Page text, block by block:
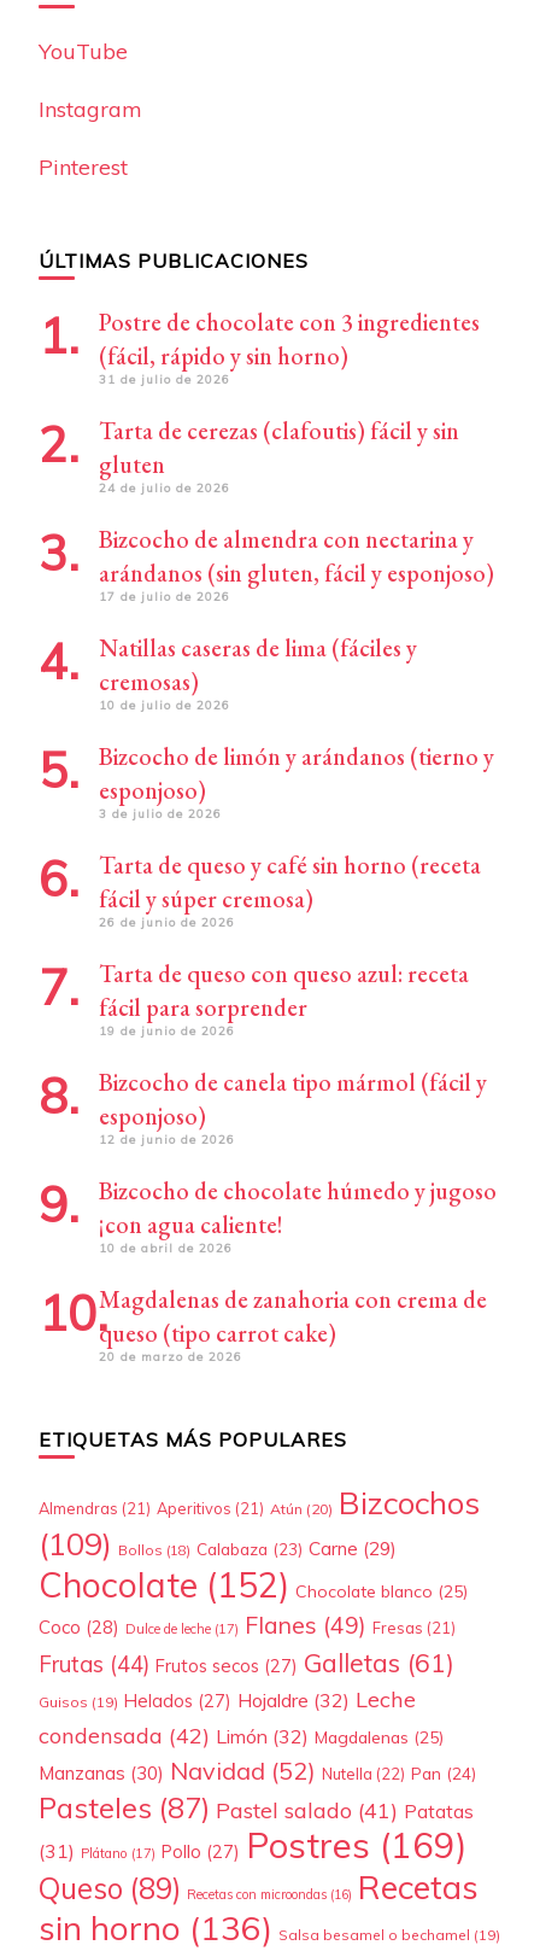
YouTube
Instagram
Pinterest
ÚLTIMAS PUBLICACIONES
Postre de chocolate con 3 ingredientes
(fácil, rápido y sin horno)
31 de julio de 2026
Tarta de cerezas (clafoutis) fácil y sin
gluten
24 de julio de 2026
Bizcocho de almendra con nectarina y
arándanos (sin gluten, fácil y esponjoso)
17 de julio de 2026
Natillas caseras de lima (fáciles y
cremosas)
10 de julio de 2026
Bizcocho de limón y arándanos (tierno y
esponjoso)
3 de julio de 2026
Tarta de queso y café sin horno (receta
fácil y súper cremosa)
26 de junio de 2026
Tarta de queso con queso azul: receta
fácil para sorprender
19 de junio de 2026
Bizcocho de canela tipo mármol (fácil y
esponjoso)
12 de junio de 2026
Bizcocho de chocolate húmedo y jugoso
¡con agua caliente!
10 de abril de 2026
Magdalenas de zanahoria con crema de
queso (tipo carrot cake)
20 de marzo de 2026
ETIQUETAS MÁS POPULARES
Almendras (21) Aperitivos (21) Atún (20) Bizcochos
(109) Bollos (18) Calabaza (23) Carne (29)
Chocolate (152) Chocolate blanco (25)
Coco (28) Dulce de leche (17) Flanes (49) Fresas (21)
Frutas (44) Frutos secos (27) Galletas (61)
Guisos (19) Helados (27) Hojaldre (32) Leche
condensada (42) Limón (32) Magdalenas (25)
Manzanas (30) Navidad (52) Nutella (22) Pan (24)
Pasteles (87) Pastel salado (41) Patatas
(31) Plátano (17) Pollo (27) Postres (169)
Queso (89) Recetas con microondas (16) Recetas
sin horno (136) Salsa besamel o bechamel (19)